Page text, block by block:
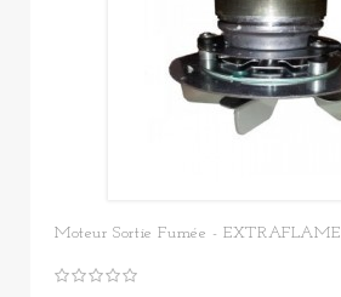
Moteur Sortie Fumée - EXTRAFLAME